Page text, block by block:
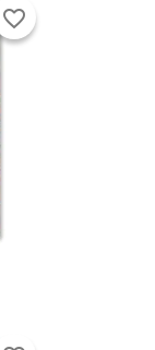
favorite_border